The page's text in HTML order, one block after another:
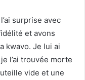
surprise avec
et avons
kwavo. Je lui ai
l’ai trouvée morte
vide et une